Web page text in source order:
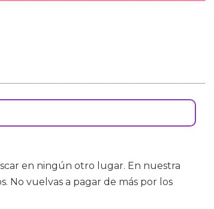
en ningún otro lugar. En nuestra
No vuelvas a pagar de más por los